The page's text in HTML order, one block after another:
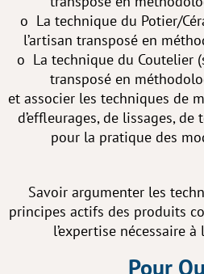
o La technique du Potier/
l’artisan transposé en
o La technique du Coutelier
transposé en
et associer les techniques de
d’effleurages, de lissages,
pour la pratique des
Savoir argumenter les
principes actifs des produits
l’expertise nécessaire
Pour